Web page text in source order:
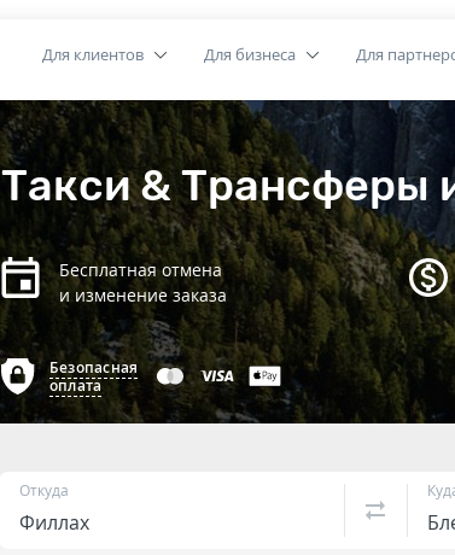
Для клиентов Для бизнеса Для
Такси & Трансферы
Бесплатная отмена
и изменение заказа
Безопасная
оплата
Откуда